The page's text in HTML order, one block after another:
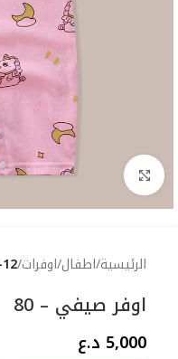
Click to enlarge
الرئيسية اطفال اوفرات 9-
اوفر صيفي – 80
5,000 د.ع